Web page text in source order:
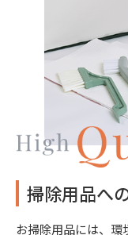
掃除用品へ
お掃除用品には、